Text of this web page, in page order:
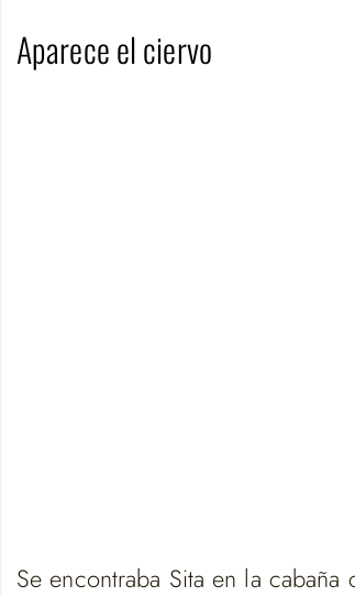
Aparece el ciervo
Se encontraba Sita en la